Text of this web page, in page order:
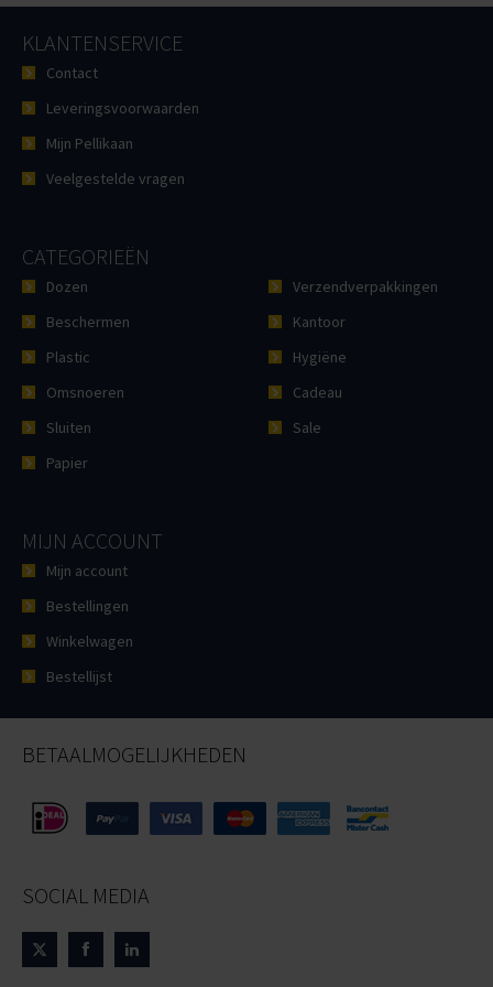
KLANTENSERVICE
Contact
Leveringsvoorwaarden
Mijn Pellikaan
Veelgestelde vragen
CATEGORIEËN
Dozen
Beschermen
Plastic
Omsnoeren
Sluiten
Papier
Verzendverpakkingen
Kantoor
Hygiëne
Cadeau
Sale
MIJN ACCOUNT
Mijn account
Bestellingen
Winkelwagen
Bestellijst
BETAALMOGELIJKHEDEN
SOCIAL MEDIA